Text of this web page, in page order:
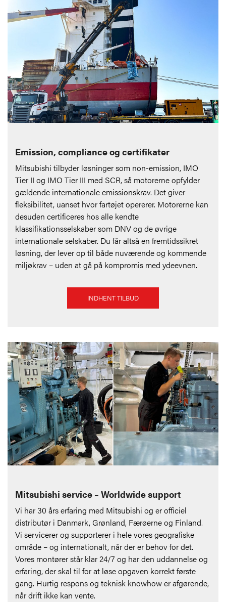
Emission, compliance og certifikater
Mitsubishi tilbyder løsninger som non-emission, IMO
Tier II og IMO Tier III med SCR, så motorerne opfylder
gældende internationale emissionskrav. Det giver
fleksibilitet, uanset hvor fartøjet opererer. Motorerne kan
desuden certificeres hos alle kendte
klassifikationsselskaber som DNV og de øvrige
internationale selskaber. Du får altså en fremtidssikret
løsning, der lever op til både nuværende og kommende
miljøkrav – uden at gå på kompromis med ydeevnen.
INDHENT TILBUD
Mitsubishi service – Worldwide support
Vi har 30 års erfaring med Mitsubishi og er officiel
distributør i Danmark, Grønland, Færøerne og Finland.
Vi servicerer og supporterer i hele vores geografiske
område – og internationalt, når der er behov for det.
Vores montører står klar 24/7 og har den uddannelse og
erfaring, der skal til for at løse opgaven korrekt første
gang. Hurtig respons og teknisk knowhow er afgørende,
når drift ikke kan vente.